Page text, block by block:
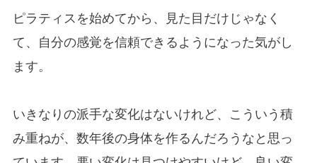
ピラティスを始めてから、見た目だけじゃなく
て、自分の感覚を信頼できるようになった気がし
ます。
いきなりの派手な変化はないけれど、こういう積
み重ねが、数年後の身体を作るんだろうなと思っ